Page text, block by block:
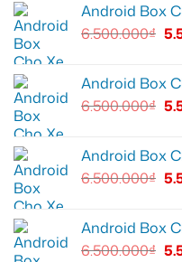
Android Box
6.500.000₫
Android Box
6.500.000₫
Android Box
6.500.000₫
Android Box
6.500.000₫